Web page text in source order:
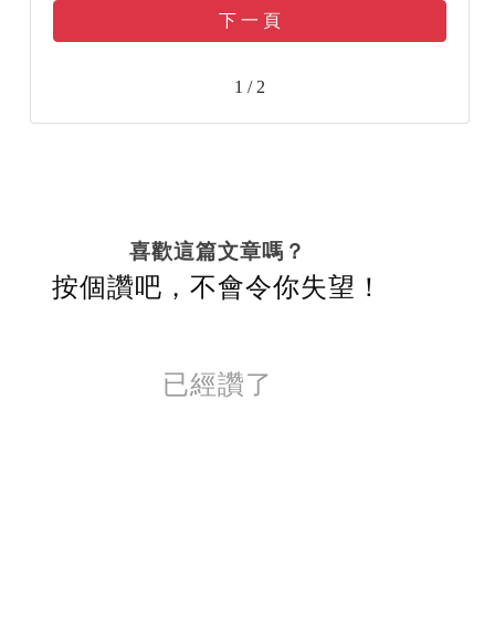
下 一 頁
1 / 2
喜歡這篇文章嗎？
按個讚吧，不會令你失望！
已經讚了